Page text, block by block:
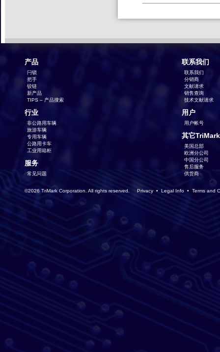
产品
闩锁
把手
铰链
新产品
TIPS – 产品搜索
行业
非公路用车辆
旅游车辆
专用车辆
公路用卡车
工业用箱柜
服务
常见问题
联系我们
联系我们
分销商
文献请求
销售查询
技术文献请求
用户
用户帐号
其它
美国总部
欧洲分公司
中国分公司
售后服务
供货商
©2026 TriMark Corporation. All rights reserved.Privacy•Legal Info • Terms and